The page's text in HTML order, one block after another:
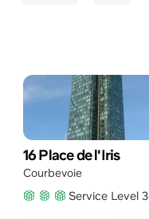
16 Place de l'Iris
Courbevoie
Service Level 3